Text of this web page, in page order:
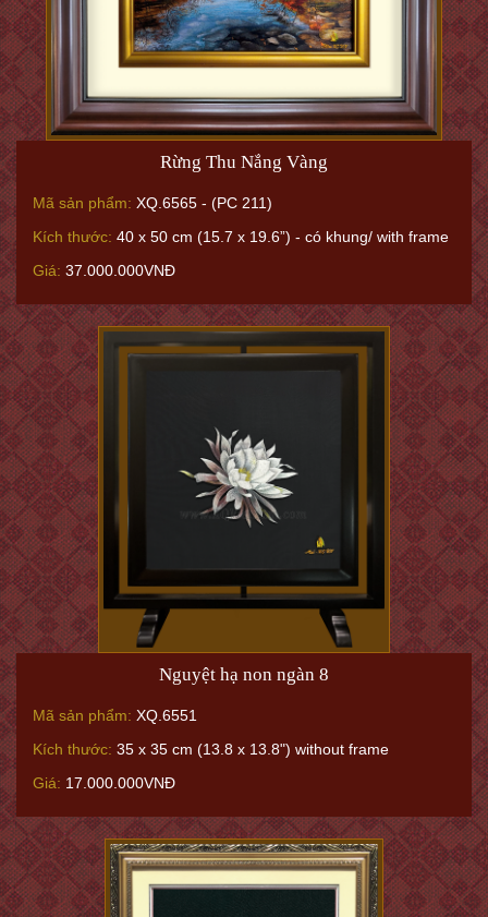
Rừng Thu Nắng Vàng
Mã sản phẩm: XQ.6565 - (PC 211)
Kích thước: 40 x 50 cm (15.7 x 19.6”) - có khung/ with frame
Giá: 37.000.000VNĐ
Nguyệt hạ non ngàn 8
Mã sản phẩm: XQ.6551
Kích thước: 35 x 35 cm (13.8 x 13.8") without frame
Giá: 17.000.000VNĐ